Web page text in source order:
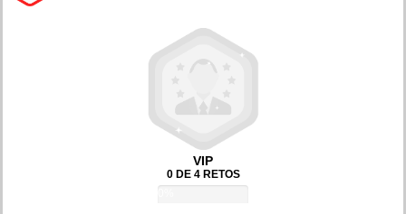
VIP
0 DE 4 RETOS